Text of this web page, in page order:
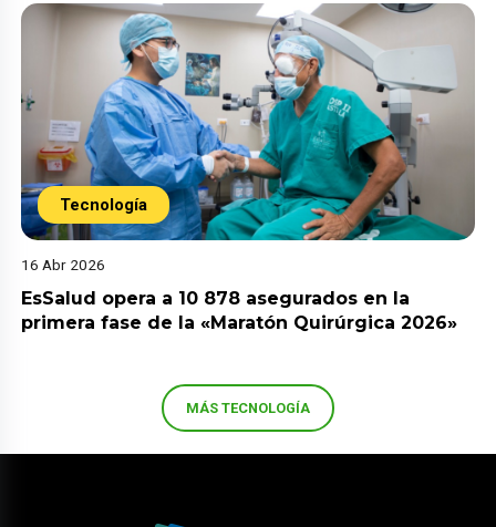
Tecnología
16 Abr 2026
EsSalud opera a 10 878 asegurados en la
primera fase de la «Maratón Quirúrgica 2026»
MÁS TECNOLOGÍA